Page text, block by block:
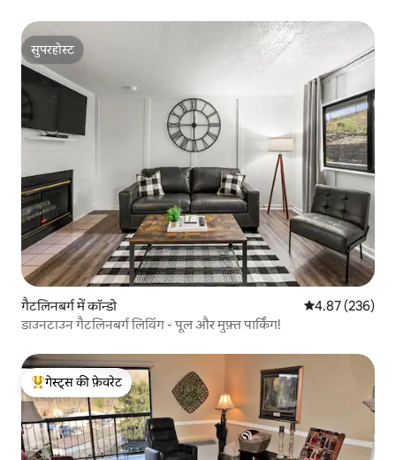
सुपरहोस्ट
सुपरहोस्ट
गैटलिनबर्ग में कॉन्डो औसत रेटिंग 5 में से
4.87 (236)
डाउनटाउन गैटलिनबर्ग लिविंग - पूल और मुफ़्त पार्किंग!
गेस्ट्स का टॉप फ़ेवरेट
गेस्ट्स की फ़ेवरेट